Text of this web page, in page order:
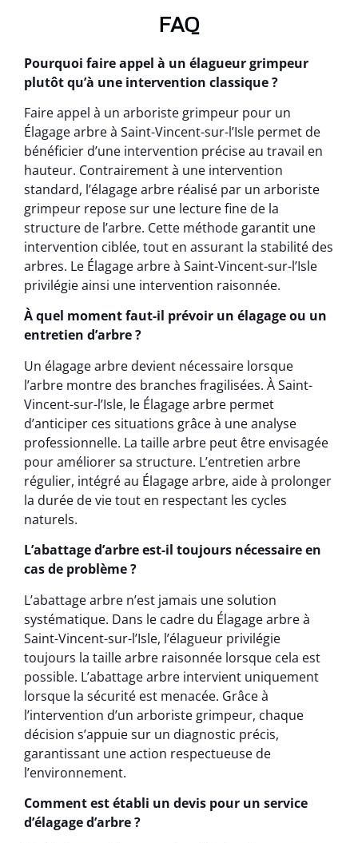
FAQ
Pourquoi faire appel à un élagueur grimpeur
plutôt qu’à une intervention classique ?
Faire appel à un arboriste grimpeur pour un
Élagage arbre à Saint-Vincent-sur-l’Isle permet de
bénéficier d’une intervention précise au travail en
hauteur. Contrairement à une intervention
standard, l’élagage arbre réalisé par un arboriste
grimpeur repose sur une lecture fine de la
structure de l’arbre. Cette méthode garantit une
intervention ciblée, tout en assurant la stabilité des
arbres. Le Élagage arbre à Saint-Vincent-sur-l’Isle
privilégie ainsi une intervention raisonnée.
À quel moment faut-il prévoir un élagage ou un
entretien d’arbre ?
Un élagage arbre devient nécessaire lorsque
l’arbre montre des branches fragilisées. À Saint-
Vincent-sur-l’Isle, le Élagage arbre permet
d’anticiper ces situations grâce à une analyse
professionnelle. La taille arbre peut être envisagée
pour améliorer sa structure. L’entretien arbre
régulier, intégré au Élagage arbre, aide à prolonger
la durée de vie tout en respectant les cycles
naturels.
L’abattage d’arbre est-il toujours nécessaire en
cas de problème ?
L’abattage arbre n’est jamais une solution
systématique. Dans le cadre du Élagage arbre à
Saint-Vincent-sur-l’Isle, l’élagueur privilégie
toujours la taille arbre raisonnée lorsque cela est
possible. L’abattage arbre intervient uniquement
lorsque la sécurité est menacée. Grâce à
l’intervention d’un arboriste grimpeur, chaque
décision s’appuie sur un diagnostic précis,
garantissant une action respectueuse de
l’environnement.
Comment est établi un devis pour un service
d’élagage d’arbre ?